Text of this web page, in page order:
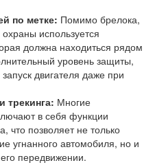
по метке: Помимо брелока,
используется
должна находиться рядом
уровень защиты,
двигателя даже при
трекинга: Многие
в себя функции
что позволяет не только
угнанного автомобиля, но и
передвижении.